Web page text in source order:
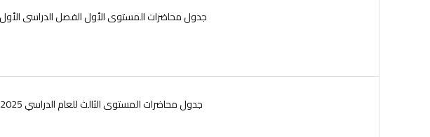
جدول محاضرات المستوى الأول الفصل الدراسى الأول شهر
جدول محاضرات المستوى الثالث للعام الدراسي 2025 / 2026 (الفصل الدراسي الأول)